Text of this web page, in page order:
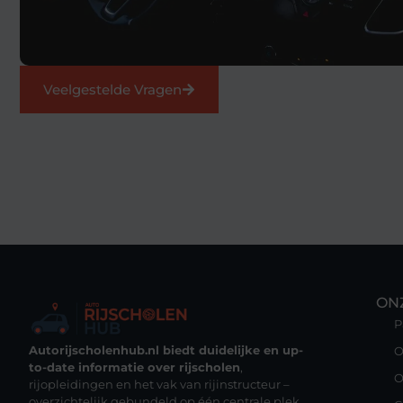
Veelgestelde Vragen
Autorijscholenhub.nl biedt duidelijke en up-
to-date informatie over rijscholen
rijopleidingen en het vak van rijinstructeur –